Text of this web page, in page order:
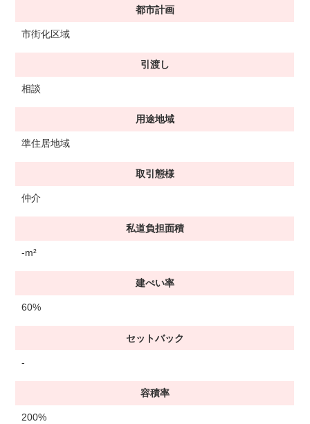
都市計画
市街化区域
引渡し
相談
用途地域
準住居地域
取引態様
仲介
私道負担面積
-m²
建ぺい率
60%
セットバック
-
容積率
200%